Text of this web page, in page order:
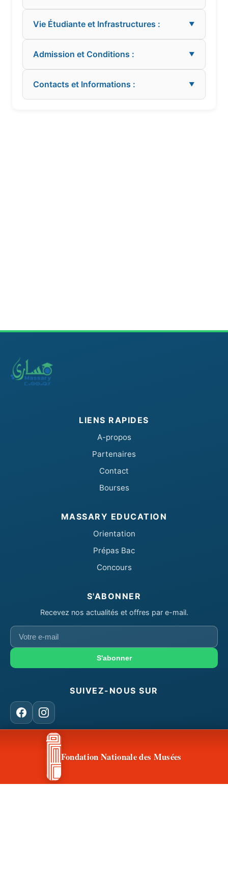
Vie Étudiante et Infrastructures : ▼
Admission et Conditions : ▼
Contacts et Informations : ▼
LIENS RAPIDES
A-propos
Partenaires
Contact
Bourses
MASSARY EDUCATION
Orientation
Prépas Bac
Concours
S'ABONNER
Recevez nos actualités et offres par e-mail.
Votre
e-
S'abonner
SUIVEZ-NOUS SUR
FacebookInstagram
CONTACT & ACCÈSFondation Nationale des Musées